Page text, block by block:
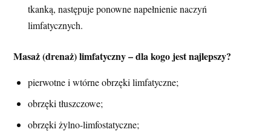
tkanką, następuje ponowne napełnienie naczyń
limfatycznych.
Masaż (drenaż) limfatyczny – dla kogo jest najlepszy?
pierwotne i wtórne obrzęki limfatyczne;
obrzęki tłuszczowe;
obrzęki żylno-limfostatyczne;